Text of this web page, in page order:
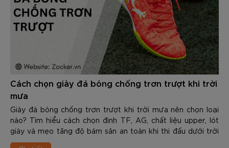
Cách chọn giày đá bóng chống trơn trượt khi trời
mưa
Giày đá bóng chống trơn trượt khi trời mưa nên chọn loại
nào? Tìm hiểu cách chọn đinh TF, AG, chất liệu upper, lót
giày và mẹo tăng độ bám sân an toàn khi thi đấu dưới trời
mưa.